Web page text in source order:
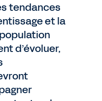
tendances
et la
d’évoluer,